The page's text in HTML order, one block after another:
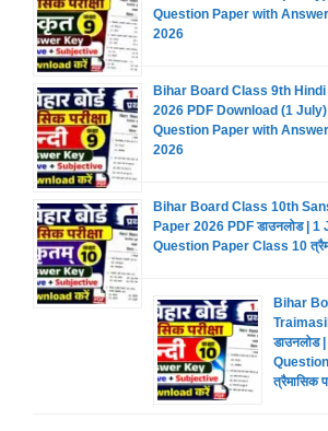
Question Paper with Answer
2026
Bihar Board Class 9th
2026 PDF Download (1
Question Paper with Answer
2026
Bihar Board Class 10th
Paper 2026 PDF डाउनलोड |
Question Paper Class 10
Bihar
डाउनलोड
त्रैमासिक